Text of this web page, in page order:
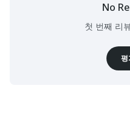
No
첫 번째 리
평